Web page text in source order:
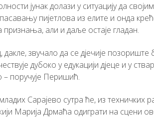
јунак долази у ситуацију да
пијетлова из елите и онда
признања, али и даље остаје гладан.
дакле, звучало да се дјечије
дубоко у едукацији дјеце и у
поручује Перишић.
Сарајево сутра ће, из техничких
Марија Дрмаћа одиграти на сцени